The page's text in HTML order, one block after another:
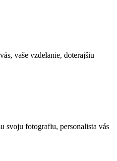
vaše vzdelanie, doterajšiu
svoju fotografiu, personalista vás